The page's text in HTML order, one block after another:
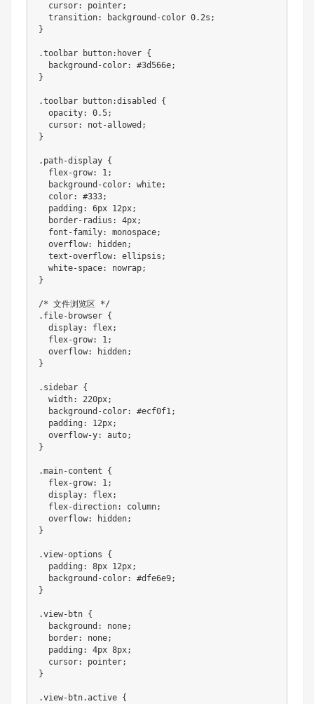
  cursor: pointer;
  transition: background-color 0.2s;
}
.toolbar button:hover {
  background-color: #3d566e;
}
.toolbar button:disabled {
  opacity: 0.5;
  cursor: not-allowed;
}
.path-display {
  flex-grow: 1;
  background-color: white;
  color: #333;
  padding: 6px 12px;
  border-radius: 4px;
  font-family: monospace;
  overflow: hidden;
  text-overflow: ellipsis;
  white-space: nowrap;
}
/* 文件浏览区 */
.file-browser {
  display: flex;
  flex-grow: 1;
  overflow: hidden;
}
.sidebar {
  width: 220px;
  background-color: #ecf0f1;
  padding: 12px;
  overflow-y: auto;
}
.main-content {
  flex-grow: 1;
  display: flex;
  flex-direction: column;
  overflow: hidden;
}
.view-options {
  padding: 8px 12px;
  background-color: #dfe6e9;
}
.view-btn {
  background: none;
  border: none;
  padding: 4px 8px;
  cursor: pointer;
}
.view-btn.active {